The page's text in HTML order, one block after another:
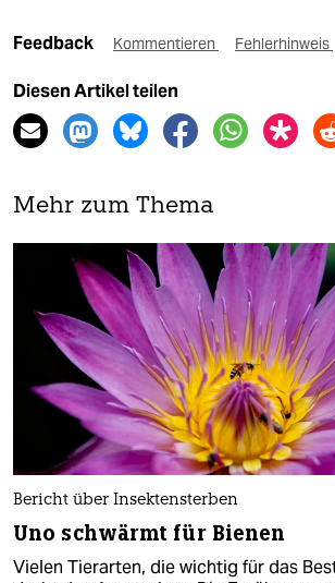
Feedback Kommentieren Fehlerhinweis
Diesen Artikel teilen
Mehr zum Thema
Bericht über Insektensterben
Uno schwärmt für Bienen
Vielen Tierarten, die wichtig für das